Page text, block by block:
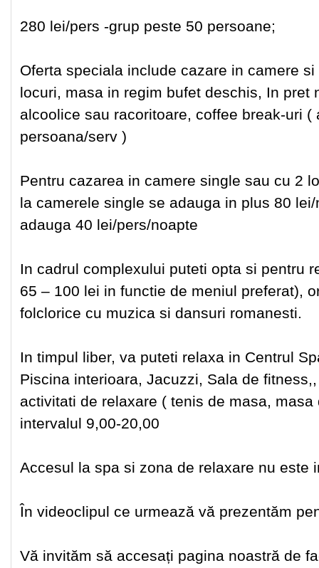
280 lei/pers -grup peste 50 persoane;
Oferta speciala include cazare in camere
locuri, masa in regim bufet deschis, In pret
alcoolice sau racoritoare, coffee break-uri
persoana/serv )
Pentru cazarea in camere single sau cu 2
la camerele single se adauga in plus 80
adauga 40 lei/pers/noapte
In cadrul complexului puteti opta si pentru
65 – 100 lei in functie de meniul preferat),
folclorice cu muzica si dansuri romanesti.
In timpul liber, va puteti relaxa in Centrul
Piscina interioara, Jacuzzi, Sala de
activitati de relaxare ( tenis de masa,
intervalul 9,00-20,00
Accesul la spa si zona de relaxare nu este
În videoclipul ce urmează vă prezentăm
Vă invităm să accesați pagina noastră de